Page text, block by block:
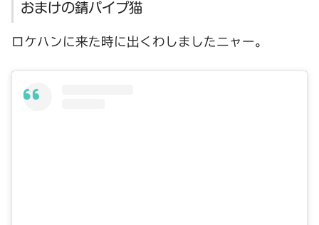
おまけの錆パイプ猫
ロケハンに来た時に出くわしましたニャー。